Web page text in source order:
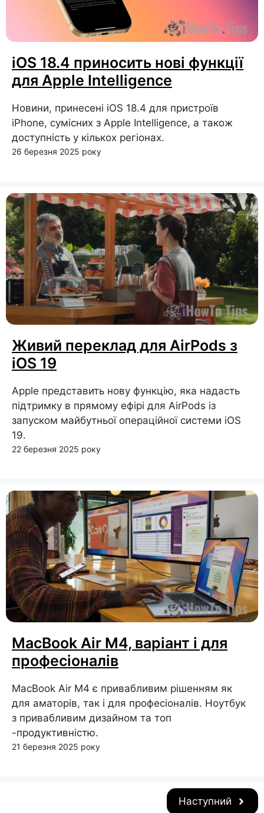
iOS 18.4 приносить нові функції
для Apple Intelligence
Новини, принесені iOS 18.4 для пристроїв
iPhone, сумісних з Apple Intelligence, а також
доступність у кількох регіонах.
26 березня 2025 року
Живий переклад для AirPods з
iOS 19
Apple представить нову функцію, яка надасть
підтримку в прямому ефірі для AirPods із
запуском майбутньої операційної системи iOS
19.
22 березня 2025 року
MacBook Air M4, варіант і для
професіоналів
MacBook Air M4 є привабливим рішенням як
для аматорів, так і для професіоналів. Ноутбук
з привабливим дизайном та топ
-продуктивністю.
21 березня 2025 року
Наступний